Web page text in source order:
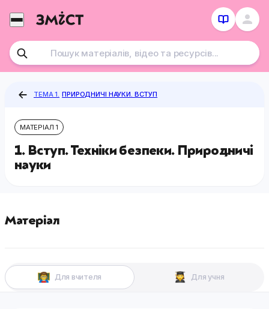
Перейти
до
ТЕМА 1. ПРИРОДНИЧІ НАУКИ. ВСТУП
МАТЕРІАЛ 1
1. Вступ. Техніки безпеки. Природничі
науки
Матеріал
Для вчителя Для учня